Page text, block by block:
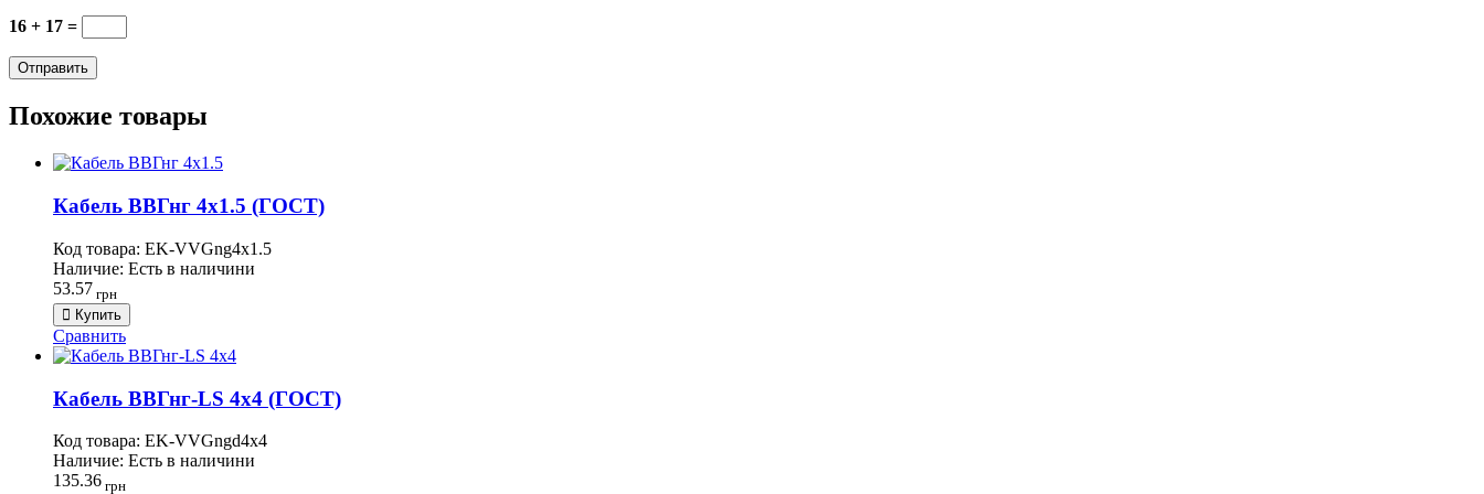
16 + 17 =
Похожие товары
Кабель ВВГнг 4х1.5 (ГОСТ)
Код товара: EK-VVGng4х1.5
Наличие: Есть в наличини
53.57 грн
Купить
Сравнить
Кабель ВВГнг-LS 4х4 (ГОСТ)
Код товара: EK-VVGngd4х4
Наличие: Есть в наличини
135.36 грн